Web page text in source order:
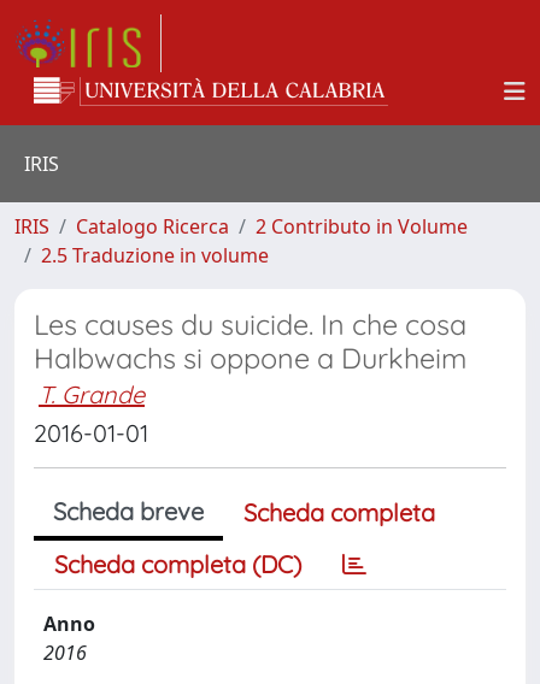
IRIS
IRIS Catalogo Ricerca
2 Contributo in Volume
2.5 Traduzione in volume
Les causes du suicide. In che cosa
Halbwachs si oppone a Durkheim
T. Grande
2016-01-01
Scheda breve
Scheda completa
Scheda completa (DC)
Anno
2016